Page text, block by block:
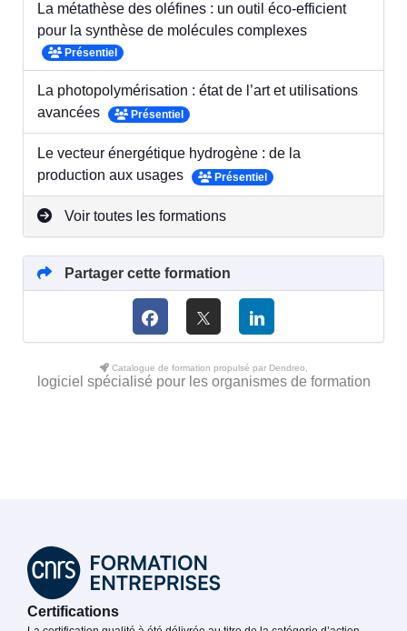
La métathèse des oléfines : un outil éco-efficient
pour la synthèse de molécules complexes
Présentiel
La photopolymérisation : état de l’art et utilisations
avancées
Présentiel
Le vecteur énergétique hydrogène : de la
production aux usages
Présentiel
Voir toutes les formations
Partager cette formation
Catalogue de formation propulsé par Dendreo,
logiciel spécialisé pour les organismes de formation
Certifications